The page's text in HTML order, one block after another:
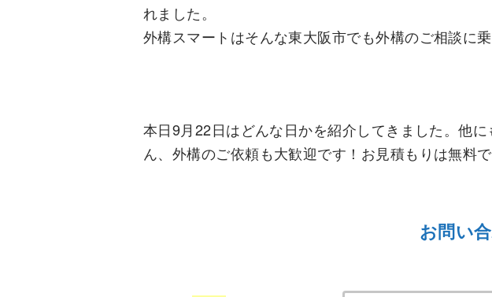
れました。
外構スマートはそんな東大阪市でも外構のご相談に
本日9月22日はどんな日かを紹介してきました。他
ん、外構のご依頼も大歓迎です！お見積もりは無料
お問い